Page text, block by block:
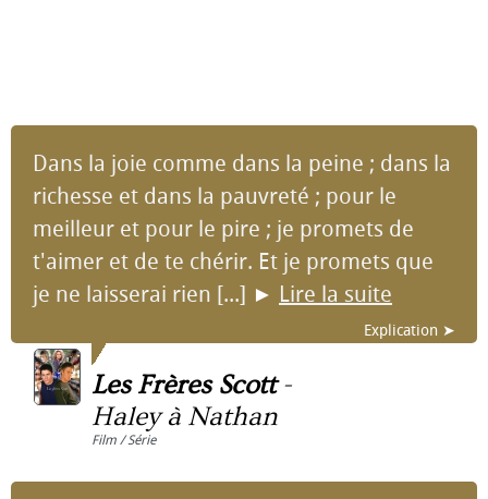
Dans la joie comme dans la peine ; dans la
richesse et dans la pauvreté ; pour le
meilleur et pour le pire ; je promets de
t'aimer et de te chérir. Et je promets que
je ne laisserai rien [...] ► Lire la suite
Explication ➤
Les Frères Scott-
Haley à Nathan
Film / Série